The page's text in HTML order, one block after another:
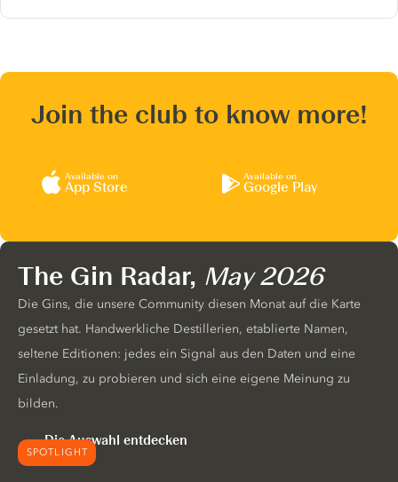
Join the club to know more!
Available on
App Store
Available on
Google Play
SPOTLIGHT
The Gin Radar, May 2026
Die Gins, die unsere Community diesen Monat auf die Karte
gesetzt hat. Handwerkliche Destillerien, etablierte Namen,
seltene Editionen: jedes ein Signal aus den Daten und eine
Einladung, zu probieren und sich eine eigene Meinung zu
bilden.
Die Auswahl entdecken